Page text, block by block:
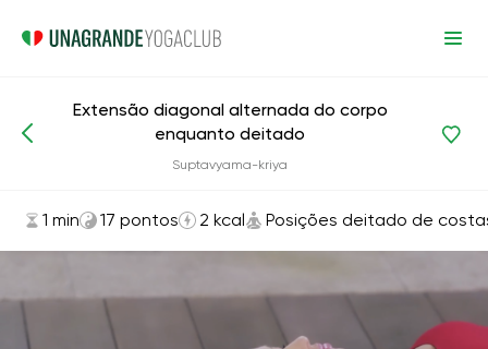
Asanas e exercícios Posições deitado de costas
Extensão diagonal alternada do corpo
enquanto deitado
Suptavyama-kriya
1 min 17 pontos 2 kcal Posições deitado de